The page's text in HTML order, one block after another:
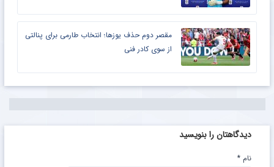
مقصر دوم حذف یوزها؛ انتخاب طارمی برای پنالتی
از سوی کادر فنی
دیدگاهتان را بنویسید
نام *